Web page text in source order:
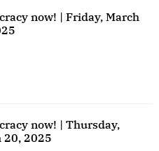
now! | Friday, March
now! | Thursday,
20, 2025